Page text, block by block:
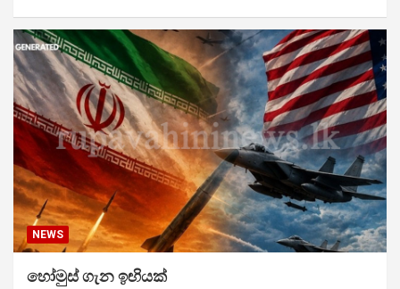
NEWS
හෝමුස් ගැන ඉඟියක්